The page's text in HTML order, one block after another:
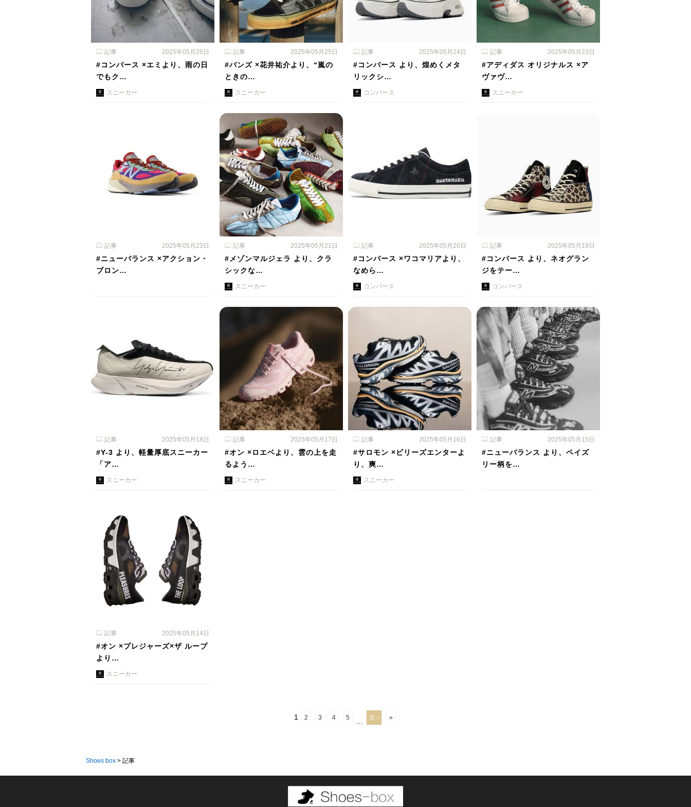
記事 2025年05月26日
#コンバース ×エミより、雨の日
でもク…
スニーカー
記事 2025年05月25日
#バンズ ×花井祐介より、“嵐の
ときの…
スニーカー
記事 2025年05月24日
#コンバース より、煌めくメタ
リックシ…
コンバース
記事 2025年05月23日
#アディダス オリジナルス ×ア
ヴァヴ…
スニーカー
記事 2025年05月23日
#ニューバランス ×アクション・
ブロン…
記事 2025年05月21日
#メゾンマルジェラ より、クラ
シックな…
スニーカー
記事 2025年05月20日
#コンバース ×ワコマリアより、
なめら…
コンバース
記事 2025年05月19日
#コンバース より、ネオグラン
ジをテー…
コンバース
記事 2025年05月18日
#Y-3 より、軽量厚底スニーカー
「ア…
スニーカー
記事 2025年05月17日
#オン ×ロエベより、雲の上を走
るよう…
スニーカー
記事 2025年05月16日
#サロモン ×ビリーズエンターよ
り、爽…
スニーカー
記事 2025年05月15日
#ニューバランス より、ペイズ
リー柄を…
記事 2025年05月14日
#オン ×プレジャーズ×ザ ループ
より…
スニーカー
1 2 3 4 5 次 › »
Shoes box > 記事